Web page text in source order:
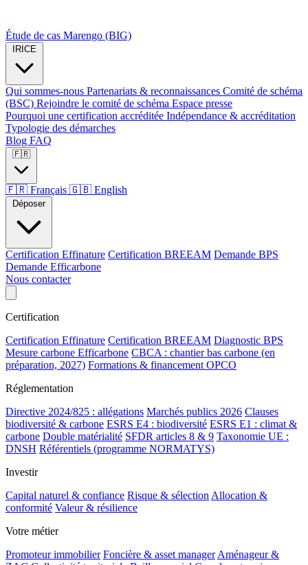
Étude de cas Marengo (BIG)
IRICE
Qui sommes-nous Partenariats & reconnaissances Comité de schéma
(BSC) Rejoindre le comité de schéma Espace presse
Pourquoi une certification accréditée Indépendance & accréditation
Typologie des démarches
Blog FAQ
🇫🇷
🇫🇷 Français 🇬🇧 English
Déposer
Certification Effinature Certification BREEAM Demande BPS
Demande Efficarbone
Nous contacter
Certification
Certification Effinature Certification BREEAM Diagnostic BPS
Mesure carbone Efficarbone CBCA : chantier bas carbone (en
préparation, 2027) Formations & financement OPCO
Réglementation
Directive 2024/825 : allégations Marchés publics 2026 Clauses
biodiversité & carbone ESRS E4 : biodiversité ESRS E1 : climat &
carbone Double matérialité SFDR articles 8 & 9 Taxonomie UE :
DNSH Référentiels (programme NORMATYS)
Investir
Capital naturel & confiance Risque & sélection Allocation &
conformité Valeur & résilience
Votre métier
Promoteur immobilier Foncière & asset manager Aménageur &